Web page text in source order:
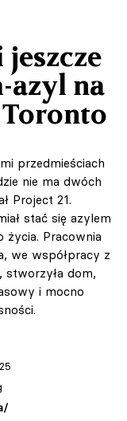
azyl na
przedmieściach
nie ma dwóch
Project 21.
stać się azylem
życia. Pracownia
we współpracy z
stworzyła dom,
i mocno